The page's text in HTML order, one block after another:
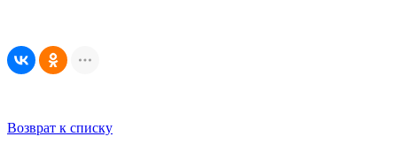
Возврат к списку